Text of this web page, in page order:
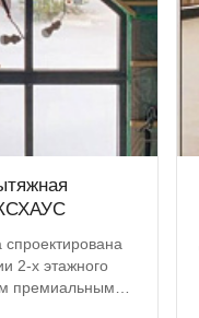
2-х этажного
премиальным